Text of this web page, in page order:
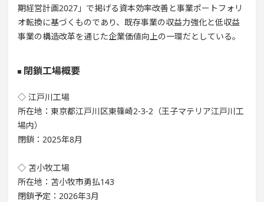
期経営計画2027」で掲げる資本効率改善と事業ポートフォリ
オ転換に基づくものであり、既存事業の収益力強化と低収益
事業の構造改革を通じた企業価値向上の一環だとしている。
閉鎖工場概要
◇ 江戸川工場
所在地：東京都江戸川区東篠崎2-3-2（王子マテリア江戸川工
場内）
閉鎖：2025年8月
◇ 苫小牧工場
所在地：苫小牧市勇払143
閉鎖予定：2026年3月